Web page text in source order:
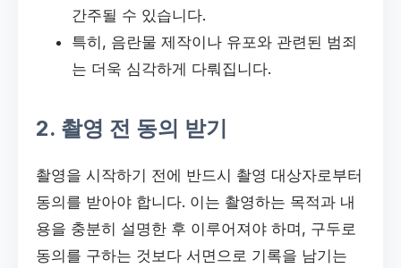
간주될 수 있습니다.
특히, 음란물 제작이나 유포와 관련된 범죄
는 더욱 심각하게 다뤄집니다.
2. 촬영 전 동의 받기
촬영을 시작하기 전에 반드시 촬영 대상자로부터
동의를 받아야 합니다. 이는 촬영하는 목적과 내
용을 충분히 설명한 후 이루어져야 하며, 구두로
동의를 구하는 것보다 서면으로 기록을 남기는